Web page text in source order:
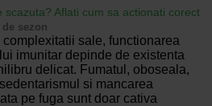
scazuta? Aflati cum sa actionati corect
sezon
complexitatii sale, functionarea
imunitar depinde de existenta
delicat. Fumatul, oboseala,
si mancarea
pe fuga sunt doar cativa